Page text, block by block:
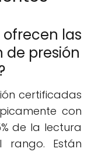
ofrecen las
presión
certificadas
con
de la lectura
rango. Están